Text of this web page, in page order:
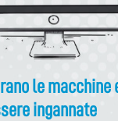
le macchine
ingannate